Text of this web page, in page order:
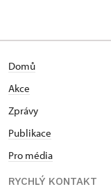
Domů
Akce
Zprávy
Publikace
Pro média
RYCHLÝ KONTAKT